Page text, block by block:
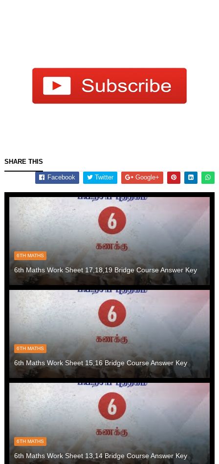
SHARE THIS
Facebook Twitter Google+
6TH MATHS
6th Maths Work Sheet 17,18,19 Bridge Course Answer Key
6TH MATHS
6th Maths Work Sheet 15,16 Bridge Course Answer Key
6TH MATHS
6th Maths Work Sheet 13,14 Bridge Course Answer Key